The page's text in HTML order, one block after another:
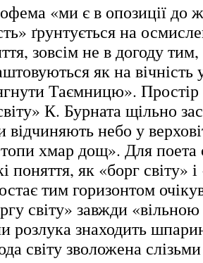
«ми є в опозиції до
ґрунтується на
зовсім не в догоду
як на вічність
Таємницю». Простір
К. Бурната щільно
небо у
хмар дощ». Для поета
поняття, як «борг світу» і
тим горизонтом
світу» завжди «вільною
розлука знаходить
світу зволожена